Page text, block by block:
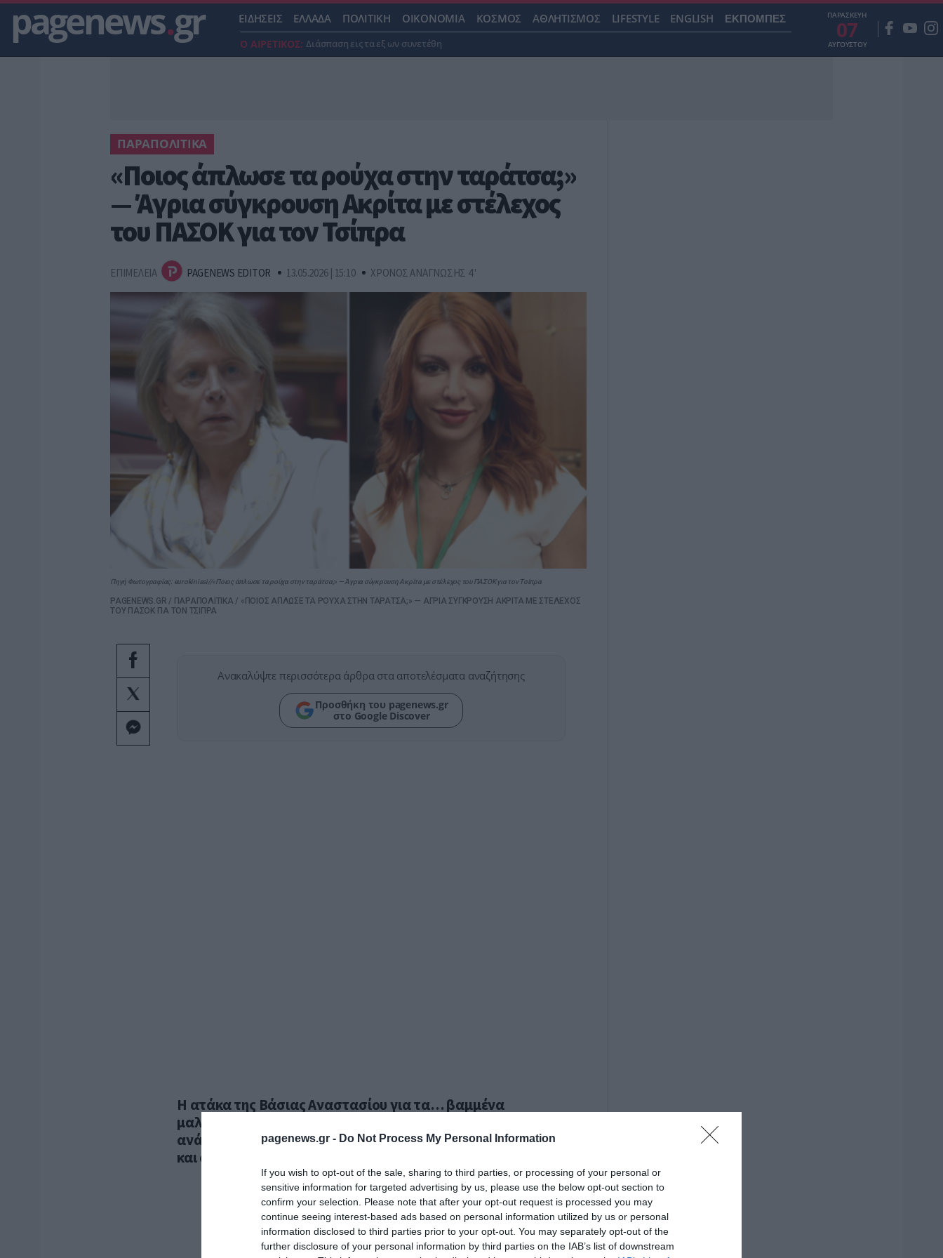
pagenews.gr - Do Not Process My Personal Information
If you wish to opt-out of the sale, sharing to third parties, or processing of your personal or
sensitive information for targeted advertising by us, please use the below opt-out section to
confirm your selection. Please note that after your opt-out request is processed you may
continue seeing interest-based ads based on personal information utilized by us or personal
information disclosed to third parties prior to your opt-out. You may separately opt-out of the
further disclosure of your personal information by third parties on the IAB’s list of downstream
pagenews.gr ΕΙΔΗΣΕΙΣ ΕΛΛΑΔΑ ΠΟΛΙΤΙΚΗ ΟΙΚΟΝΟΜΙΑ ΚΟΣΜΟΣ ΑΘΛΗΤΙΣΜΟΣ LIFESTYLE ENGLISH ΕΚΠΟΜΠΕΣ
Ο ΑΙΡΕΤΙΚΟΣ: Διάσπαση εις τα εξ ων συνετέθη
ΠΑΡΑΣΚΕΥΗ
07
ΑΥΓΟΥΣΤΟΥ
ΠΑΡΑΠΟΛΙΤΙΚΑ
«Ποιος άπλωσε τα ρούχα στην ταράτσα;»
— Άγρια σύγκρουση Ακρίτα με στέλεχος
του ΠΑΣΟΚ για τον Τσίπρα
ΕΠΙΜΕΛΕΙΑ PAGENEWS EDITOR 13.05.2026 | 15:10 ΧΡΟΝΟΣ ΑΝΑΓΝΩΣΗΣ 4 '
Πηγή Φωτογραφίας: eurokinissi//«Ποιος άπλωσε τα ρούχα στην ταράτσα;» — Άγρια σύγκρουση Ακρίτα με στέλεχος του ΠΑΣΟΚ για τον Τσίπρα
PAGENEWS.GR / ΠΑΡΑΠΟΛΙΤΙΚΑ / «ΠΟΙΟΣ ΑΠΛΩΣΕ ΤΑ ΡΟΥΧΑ ΣΤΗΝ ΤΑΡΑΤΣΑ;» — ΑΓΡΙΑ ΣΥΓΚΡΟΥΣΗ ΑΚΡΙΤΑ ΜΕ ΣΤΕΛΕΧΟΣ
ΤΟΥ ΠΑΣΟΚ ΓΙΑ ΤΟΝ ΤΣΙΠΡΑ
Ανακαλύψτε περισσότερα άρθρα στα αποτελέσματα αναζήτησης
Προσθήκη του pagenews.gr
στο Google Discover
Η ατάκα της Βάσιας Αναστασίου για τα… βαμμένα
μαλλιά του Τσίπρα άναψε πολιτική φωτιά — Οργισμένη
ανάρτηση της Έλενας Ακρίτα με βαρείς χαρακτηρισμούς
και αιχμές κατά της Χαριλάου Τρικούπη